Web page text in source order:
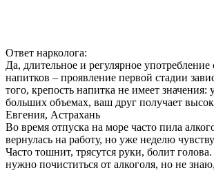
Ответ нарколога:
Да, длительное и регулярное
напитков – проявление первой стадии
того, крепость напитка не имеет значения:
больших объемах, ваш друг получает
Евгения, Астрахань
Во время отпуска на море часто пила
вернулась на работу, но уже неделю
Часто тошнит, трясутся руки, болит
нужно почиститься от алкоголя, но не